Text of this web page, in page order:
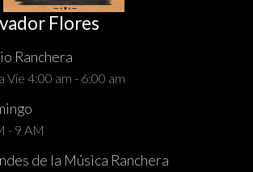
Flores
Ranchera
Vie 4:00 am - 6:00 am
- 9 AM
de la Música Ranchera